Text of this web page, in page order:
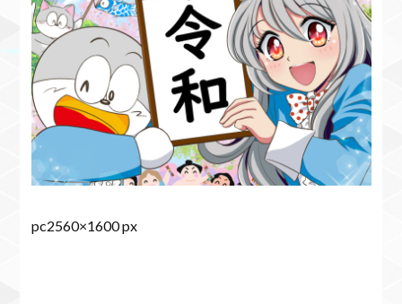
pc2560×1600 px